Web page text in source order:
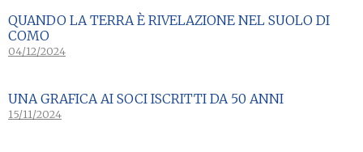
QUANDO LA TERRA È RIVELAZIONE NEL SUOLO DI
COMO
04/12/2024
UNA GRAFICA AI SOCI ISCRITTI DA 50 ANNI
15/11/2024